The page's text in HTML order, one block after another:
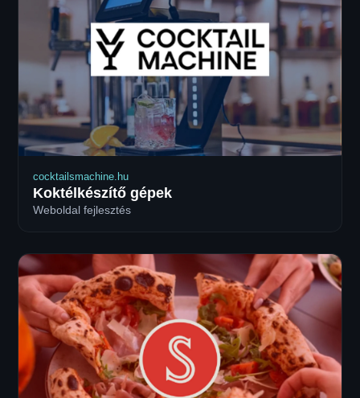
cocktailsmachine.hu
Koktélkészítő gépek
Weboldal fejlesztés